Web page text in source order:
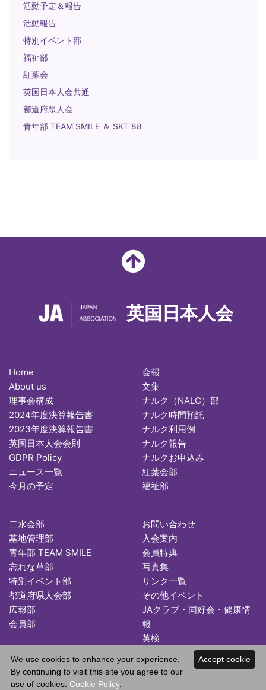
活動予定＆報告
活動報告
特別イベント部
福祉部
紅葉会
英国日本人会共通
都道府県人会
青年部 TEAM SMILE ＆ SKT 88
英国日本人会
Home
About us
理事会構成
2024年度決算報告書
2023年度決算報告書
英国日本人会会則
GDPR Policy
ニュース一覧
今月の予定
会報
文集
ナルク（NALC）部
ナルク時間預託
ナルク利用例
ナルク報告
ナルクお申込み
紅葉会部
福祉部
二水会部
墓地管理部
青年部 TEAM SMILE
忘れな草部
特別イベント部
都道府県人会部
広報部
会員部
お問い合わせ
入会案内
会員特典
写真集
リンク一覧
その他イベント
JAクラブ・同好会・健康情
報
英検
Copyright © 2026 Japan Association in the UK. All Rights Reserved.
Accept cookie
We use cookies to enhance your experience.
By continuing to visit this site you agree to our
use of cookies. Cookie Policy.